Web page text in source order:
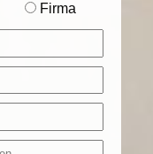
Firma